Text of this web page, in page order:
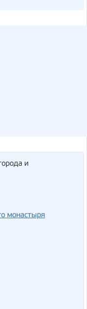
и
монастыря